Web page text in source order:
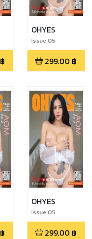
฿
OHYES
Issue 05
299.00 ฿
฿
OHYES
Issue 05
299.00 ฿